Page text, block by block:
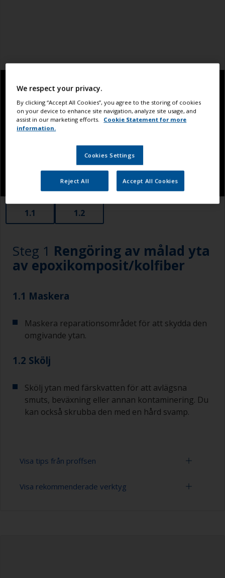
1.1 1.2
Steg 1 Rengöring av målad yta
av epoxikomposit/kolfiber
1.1 Maskera
Maskera reparationsområdet för att skydda den
omgivande ytan.
1.2 Skölj
Skölj ytan med färskvatten för att avlägsna
smuts, beväxning eller annan kontaminering. Du
kan också skrubba den med en hård svamp.
Visa tips från proffsen
Du märker att ytan är ordentligt avfettad om
Visa rekommenderade verktyg
We respect your privacy.
By clicking “Accept All Cookies”, you agree to the storing of cookies
on your device to enhance site navigation, analyze site usage, and
assist in our marketing efforts.
Cookie Statement for more
information.
Cookies Settings
Reject All Accept All Cookies